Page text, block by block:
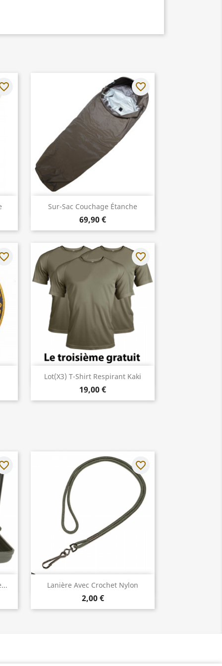
Sur-Sac Couchage Étanche
69,90 €
Aperçu rapide
favorite_border
Lot(x3) T-Shirt Respirant Kaki
19,00 €
Aperçu rapide
favorite_border
Lanière Avec Crochet Nylon
2,00 €
Aperçu rapide
favorite_border